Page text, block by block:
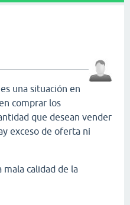
una situación en
comprar los
que desean vender
exceso de oferta ni
calidad de la